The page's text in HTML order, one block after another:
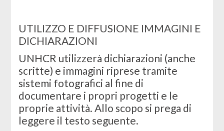
UTILIZZO E DIFFUSIONE IMMAGINI E
DICHIARAZIONI
UNHCR utilizzerà dichiarazioni (anche
scritte) e immagini riprese tramite
sistemi fotografici al fine di
documentare i propri progetti e le
proprie attività. Allo scopo si prega di
leggere il testo seguente.